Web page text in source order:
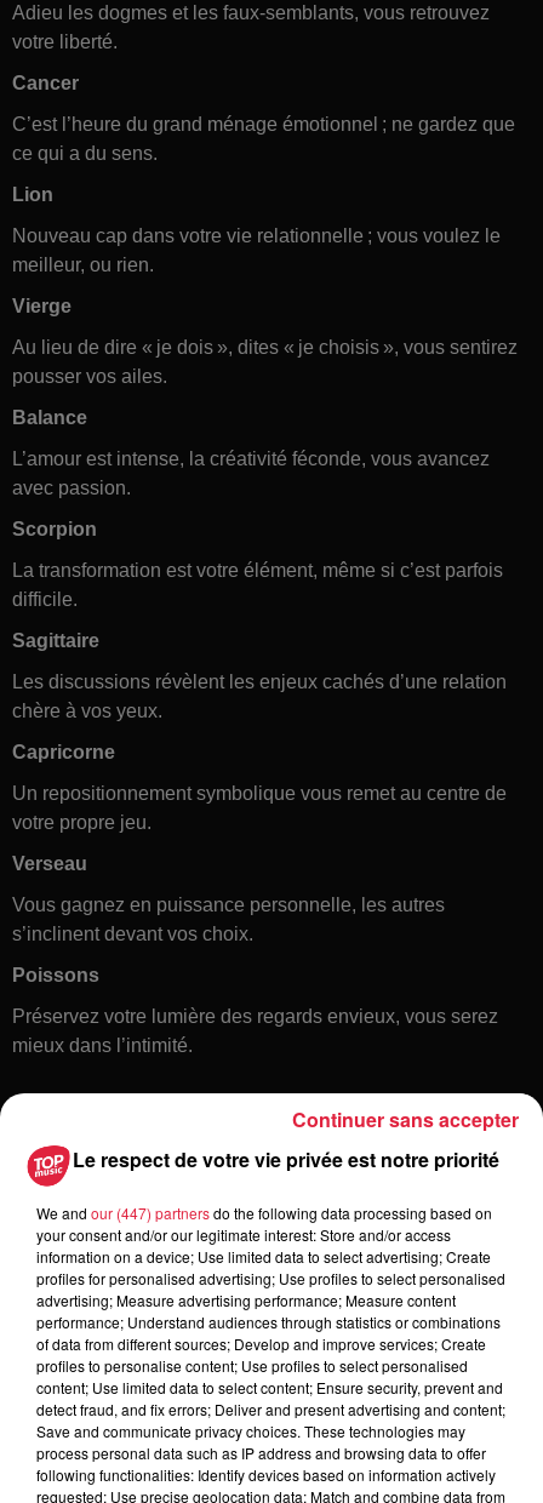
Adieu les dogmes et les faux-semblants, vous retrouvez
votre liberté.
Cancer
C’est l’heure du grand ménage émotionnel ; ne gardez que
ce qui a du sens.
Lion
Nouveau cap dans votre vie relationnelle ; vous voulez le
meilleur, ou rien.
Vierge
Au lieu de dire « je dois », dites « je choisis », vous sentirez
pousser vos ailes.
Balance
L’amour est intense, la créativité féconde, vous avancez
avec passion.
Scorpion
La transformation est votre élément, même si c’est parfois
difficile.
Sagittaire
Les discussions révèlent les enjeux cachés d’une relation
chère à vos yeux.
Capricorne
Un repositionnement symbolique vous remet au centre de
votre propre jeu.
Verseau
Vous gagnez en puissance personnelle, les autres
s’inclinent devant vos choix.
Poissons
Préservez votre lumière des regards envieux, vous serez
mieux dans l’intimité.
Toute l'actu
6 août 2026
À Hoerdt, de l’eau brune sort des
robinets
Le respect de votre vie privée est notre priorité
We and our (447) partnersdo the following data processing based on
your consent and/or our legitimate interest: Store and/or access
information on a device; Use limited data to select advertising; Create
profiles for personalised advertising; Use profiles to select personalised
advertising; Measure advertising performance; Measure content
performance; Understand audiences through statistics or combinations
of data from different sources; Develop and improve services; Create
profiles to personalise content; Use profiles to select personalised
content; Use limited data to select content; Ensure security, prevent and
detect fraud, and fix errors; Deliver and present advertising and content;
Save and communicate privacy choices. These technologies may
process personal data such as IP address and browsing data to offer
following functionalities: Identify devices based on information actively
requested; Use precise geolocation data; Match and combine data from
Continuer sans accepter